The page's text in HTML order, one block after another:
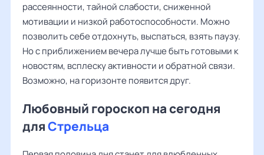
рассеянности, тайной слабости, сниженной
мотивации и низкой работоспособности. Можно
позволить себе отдохнуть, выспаться, взять паузу.
Но с приближением вечера лучше быть готовыми к
новостям, всплеску активности и обратной связи.
Возможно, на горизонте появится друг.
Любовный гороскоп на сегодня
дляСтрельца